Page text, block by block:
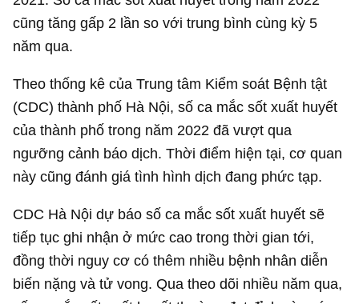
cũng tăng gấp 2 lần so với trung bình cùng kỳ 5
năm qua.
Theo thống kê của Trung tâm Kiểm soát Bệnh tật
(CDC) thành phố Hà Nội, số ca mắc sốt xuất huyết
của thành phố trong năm 2022 đã vượt qua
ngưỡng cảnh báo dịch. Thời điểm hiện tại, cơ quan
này cũng đánh giá tình hình dịch đang phức tạp.
CDC Hà Nội dự báo số ca mắc sốt xuất huyết sẽ
tiếp tục ghi nhận ở mức cao trong thời gian tới,
đồng thời nguy cơ có thêm nhiều bệnh nhân diễn
biến nặng và tử vong. Qua theo dõi nhiều năm qua,